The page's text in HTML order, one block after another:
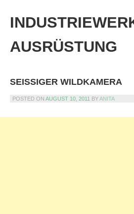
content
AUSRÜSTUNG
SEISSIGER WILDKAMERA
POSTED ON AUGUST 10, 2011 BYANITA